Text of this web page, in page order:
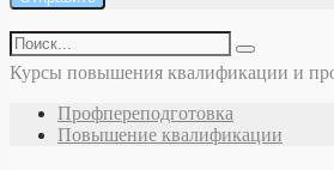
Курсы повышения квалификации и
Профпереподготовка
Повышение квалификации